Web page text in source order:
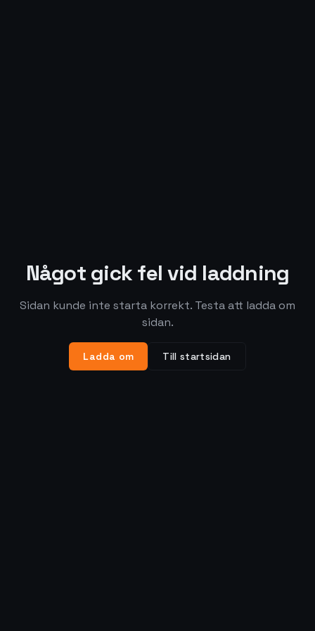
Något gick fel vid laddning
Sidan kunde inte starta korrekt. Testa att ladda om
sidan.
Ladda om Till startsidan